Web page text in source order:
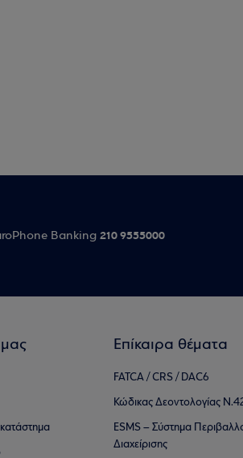
Banking 210 9555000
μας Επίκαιρα θέματα
FATCA / CRS / DAC6
Κώδικας Δεοντολογίας
ESMS – Σύστημα
Διαχείρισης